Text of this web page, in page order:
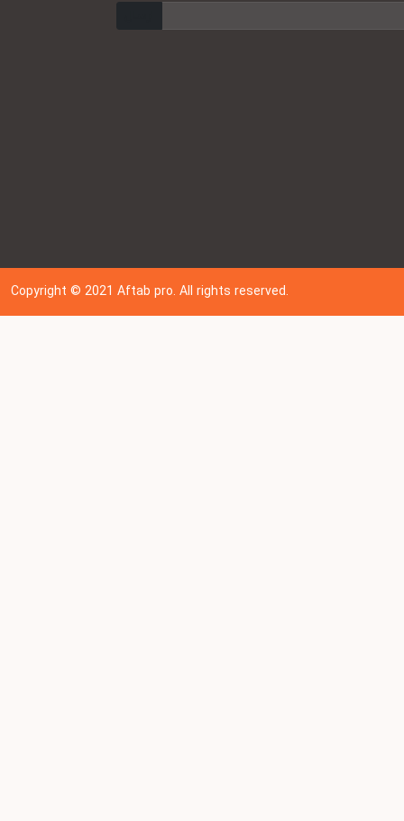
Copyright © 202 1Aftab pro. All rights reserved.